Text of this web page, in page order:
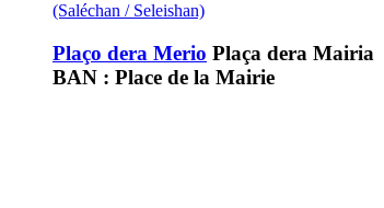
(Saléchan / Seleishan)
Plaço dera Merio Plaça dera Mairia
BAN : Place de la Mairie